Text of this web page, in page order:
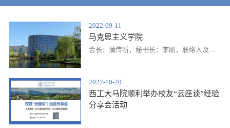
2022-09-11
马克思主义学院
​会长：蒲传新，秘书长：李刚，联络人及电
2022-10-20
西工大马院顺利举办校友“云座谈”经验
分享会活动